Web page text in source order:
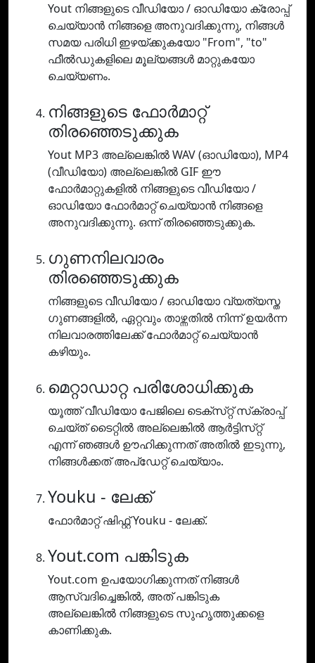
Yout നിങ്ങളുടെ വീഡിയോ / ഓഡിയോ ക്രോപ്പ്
ചെയ്യാൻ നിങ്ങളെ അനുവദിക്കുന്നു, നിങ്ങൾ
സമയ പരിധി ഇഴയ്ക്കുകയോ "From", "to"
ഫീൽഡുകളിലെ മൂല്യങ്ങൾ മാറ്റുകയോ
ചെയ്യണം.
നിങ്ങളുടെ ഫോർമാറ്റ്
തിരഞ്ഞെടുക്കുക
Yout MP3 അല്ലെങ്കിൽ WAV (ഓഡിയോ), MP4
(വീഡിയോ) അല്ലെങ്കിൽ GIF ഈ
ഫോർമാറ്റുകളിൽ നിങ്ങളുടെ വീഡിയോ /
ഓഡിയോ ഫോർമാറ്റ് ചെയ്യാൻ നിങ്ങളെ
അനുവദിക്കുന്നു. ഒന്ന് തിരഞ്ഞെടുക്കുക.
ഗുണനിലവാരം
തിരഞ്ഞെടുക്കുക
നിങ്ങളുടെ വീഡിയോ / ഓഡിയോ വ്യത്യസ്ത
ഗുണങ്ങളിൽ, ഏറ്റവും താഴ്ന്നതിൽ നിന്ന് ഉയർന്ന
നിലവാരത്തിലേക്ക് ഫോർമാറ്റ് ചെയ്യാൻ
കഴിയും.
മെറ്റാഡാറ്റ പരിശോധിക്കുക
യൂത്ത് വീഡിയോ പേജിലെ ടെക്‌സ്‌റ്റ് സ്‌ക്രാപ്പ്
ചെയ്‌ത് ടൈറ്റിൽ അല്ലെങ്കിൽ ആർട്ടിസ്‌റ്റ്
എന്ന് ഞങ്ങൾ ഊഹിക്കുന്നത് അതിൽ ഇടുന്നു,
നിങ്ങൾക്കത് അപ്‌ഡേറ്റ് ചെയ്യാം.
Youku - ലേക്ക്
ഫോർമാറ്റ് ഷിഫ്റ്റ് Youku - ലേക്ക്.
Yout.com പങ്കിടുക
Yout.com ഉപയോഗിക്കുന്നത് നിങ്ങൾ
ആസ്വദിച്ചെങ്കിൽ, അത് പങ്കിടുക
അല്ലെങ്കിൽ നിങ്ങളുടെ സുഹൃത്തുക്കളെ
കാണിക്കുക.